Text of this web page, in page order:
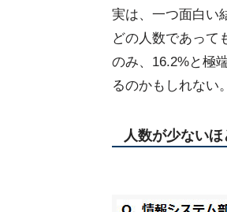
実は、一つ面白い
どの人数であって
のみ、16.2%と極
るのかもしれない。
人数が少ない